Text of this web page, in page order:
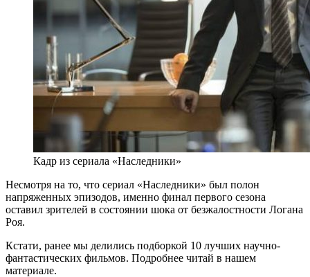
Кадр из сериала «Наследники»
Несмотря на то, что сериал «Наследники» был полон
напряженных эпизодов, именно финал первого сезона
оставил зрителей в состоянии шока от безжалостности Логана
Роя.
Кстати, ранее мы делились подборкой 10 лучших научно-
фантастических фильмов. Подробнее читай в нашем
материале.